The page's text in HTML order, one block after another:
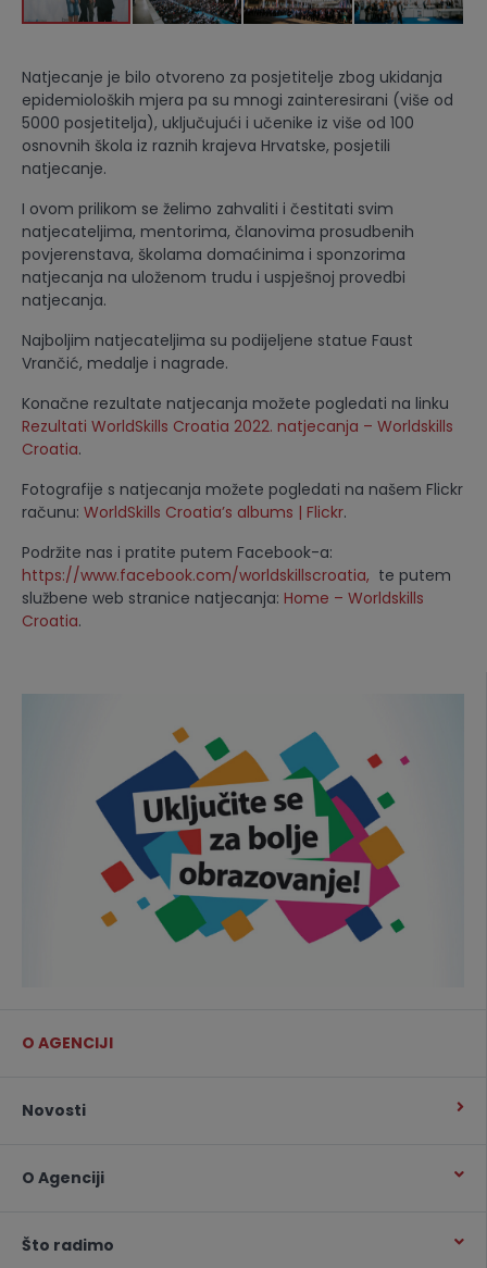
Natjecanje je bilo otvoreno za posjetitelje zbog ukidanja
epidemioloških mjera pa su mnogi zainteresirani (više od
5000 posjetitelja), uključujući i učenike iz više od 100
osnovnih škola iz raznih krajeva Hrvatske, posjetili
natjecanje.
I ovom prilikom se želimo zahvaliti i čestitati svim
natjecateljima, mentorima, članovima prosudbenih
povjerenstava, školama domaćinima i sponzorima
natjecanja na uloženom trudu i uspješnoj provedbi
natjecanja.
Najboljim natjecateljima su podijeljene statue Faust
Vrančić, medalje i nagrade.
Konačne rezultate natjecanja možete pogledati na linku
Rezultati WorldSkills Croatia 2022. natjecanja – Worldskills
Croatia.
Fotografije s natjecanja možete pogledati na našem Flickr
računu: WorldSkills Croatia’s albums | Flickr.
Podržite nas i pratite putem Facebook-a:
https://www.facebook.com/worldskillscroatia, te putem
službene web stranice natjecanja: Home – Worldskills
Croatia.
O AGENCIJI
Novosti
O Agenciji
Što radimo